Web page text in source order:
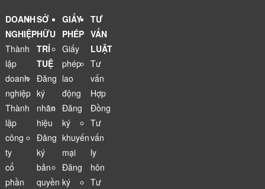
ăn uống
DOANH
NGHIỆP
Thành
lập
doanh
nghiệp
Thành
lập
công
ty
cổ
phần
SỞ
HỮU
TRÍ
TUỆ
Đăng
ký
nhãn
hiệu
Đăng
ký
bản
quyền
GIẤY
PHÉP
Giấy
phép
lao
động
Đăng
ký
khuyến
mại
Đăng
ký
TƯ
VẤN
LUẬT
Tư
vấn
Hợp
Đồng
Tư
vấn
ly
hôn
Tư